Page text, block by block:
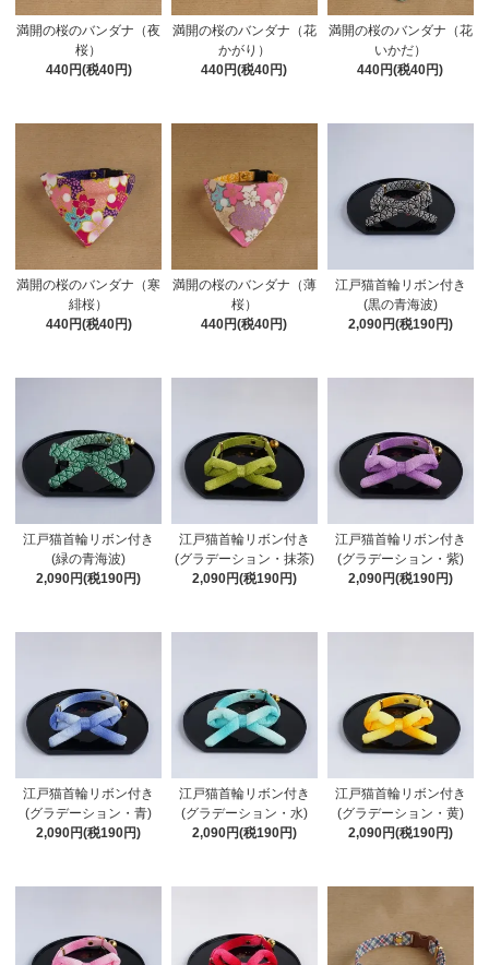
満開の桜のバンダナ（夜
桜）
440円(税40円)
満開の桜のバンダナ（花
かがり）
440円(税40円)
満開の桜のバンダナ（花
いかだ）
440円(税40円)
満開の桜のバンダナ（寒
緋桜）
440円(税40円)
満開の桜のバンダナ（薄
桜）
440円(税40円)
江戸猫首輪リボン付き
(黒の青海波)
2,090円(税190円)
江戸猫首輪リボン付き
(緑の青海波)
2,090円(税190円)
江戸猫首輪リボン付き
(グラデーション・抹茶)
2,090円(税190円)
江戸猫首輪リボン付き
(グラデーション・紫)
2,090円(税190円)
江戸猫首輪リボン付き
(グラデーション・青)
2,090円(税190円)
江戸猫首輪リボン付き
(グラデーション・水)
2,090円(税190円)
江戸猫首輪リボン付き
(グラデーション・黄)
2,090円(税190円)